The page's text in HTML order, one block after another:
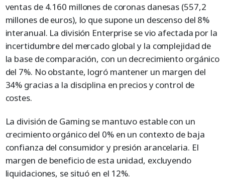
ventas de 4.160 millones de coronas danesas (557,2
millones de euros), lo que supone un descenso del 8%
interanual. La división Enterprise se vio afectada por la
incertidumbre del mercado global y la complejidad de
la base de comparación, con un decrecimiento orgánico
del 7%. No obstante, logró mantener un margen del
34% gracias a la disciplina en precios y control de
costes.
La división de Gaming se mantuvo estable con un
crecimiento orgánico del 0% en un contexto de baja
confianza del consumidor y presión arancelaria. El
margen de beneficio de esta unidad, excluyendo
liquidaciones, se situó en el 12%.